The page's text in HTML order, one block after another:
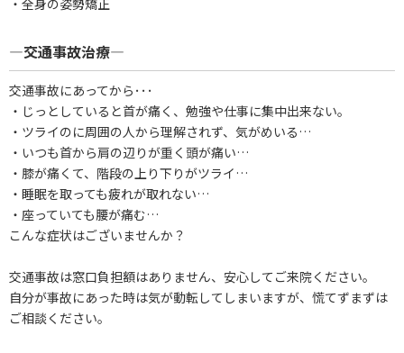
・全身の姿勢矯正
―交通事故治療―
交通事故にあってから･･･
・じっとしていると首が痛く、勉強や仕事に集中出来ない。
・ツライのに周囲の人から理解されず、気がめいる…
・いつも首から肩の辺りが重く頭が痛い…
・膝が痛くて、階段の上り下りがツライ…
・睡眠を取っても疲れが取れない…
・座っていても腰が痛む…
こんな症状はございませんか？
交通事故は窓口負担額はありません、安心してご来院ください。
自分が事故にあった時は気が動転してしまいますが、慌てずまずは
ご相談ください。